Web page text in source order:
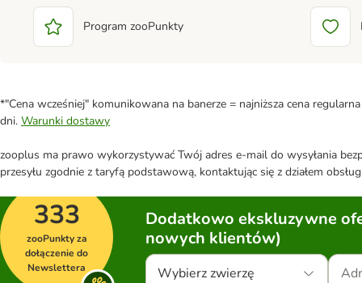
Program zooPunkty
*"Cena wcześniej" komunikowana na banerze = najniższa cena
dni. Warunki dostawy
zooplus ma prawo wykorzystywać Twój adres e-mail do wysyłania
przesyłu zgodnie z taryfą podstawową, kontaktując się z działem
333
zooPunkty za
dołączenie do
Newslettera
Dodatkowo ekskluzywne
nowych klientów)
Wybierz zwierzę